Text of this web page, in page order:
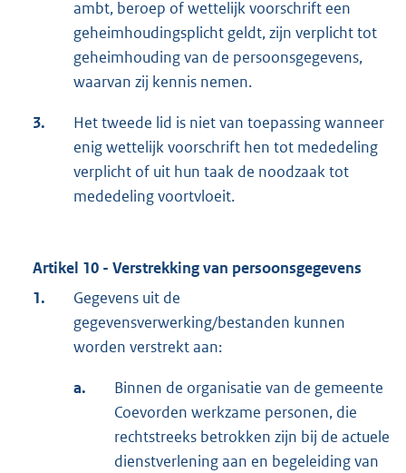
ambt, beroep of wettelijk voorschrift een
geheimhoudingsplicht geldt, zijn verplicht tot
geheimhouding van de persoonsgegevens,
waarvan zij kennis nemen.
3.
Het tweede lid is niet van toepassing wanneer
enig wettelijk voorschrift hen tot mededeling
verplicht of uit hun taak de noodzaak tot
mededeling voortvloeit.
Artikel 10 - Verstrekking van persoonsgegevens
1.
Gegevens uit de
gegevensverwerking/bestanden kunnen
worden verstrekt aan:
a.
Binnen de organisatie van de gemeente
Coevorden werkzame personen, die
rechtstreeks betrokken zijn bij de actuele
dienstverlening aan en begeleiding van